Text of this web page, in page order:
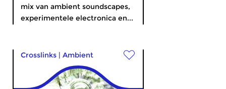
mix van ambient soundscapes,
experimentele electronica en...
Crosslinks | Ambient